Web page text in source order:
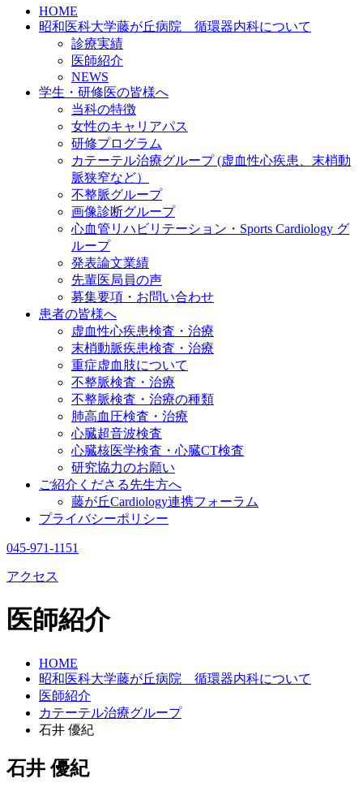
HOME
昭和医科大学藤が丘病院 循環器内科について
診療実績
医師紹介
NEWS
学生・研修医の皆様へ
当科の特徴
女性のキャリアパス
研修プログラム
カテーテル治療グループ (虚血性心疾患、末梢動
脈狭窄など）
不整脈グループ
画像診断グループ
心血管リハビリテーション・Sports Cardiology グ
ループ
発表論文業績
先輩医局員の声
募集要項・お問い合わせ
患者の皆様へ
虚血性心疾患検査・治療
末梢動脈疾患検査・治療
重症虚血肢について
不整脈検査・治療
不整脈検査・治療の種類
肺高血圧検査・治療
心臓超音波検査
心臓核医学検査・心臓CT検査
研究協力のお願い
ご紹介くださる先生方へ
藤が丘Cardiology連携フォーラム
プライバシーポリシー
045-971-1151
アクセス
医師紹介
HOME
昭和医科大学藤が丘病院 循環器内科について
医師紹介
カテーテル治療グループ
石井 優紀
石井 優紀